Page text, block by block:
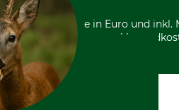
Entsorgung und Umwelt
Datenschutz Print
Community
International
Kooperationen
Alle Preise in Euro und